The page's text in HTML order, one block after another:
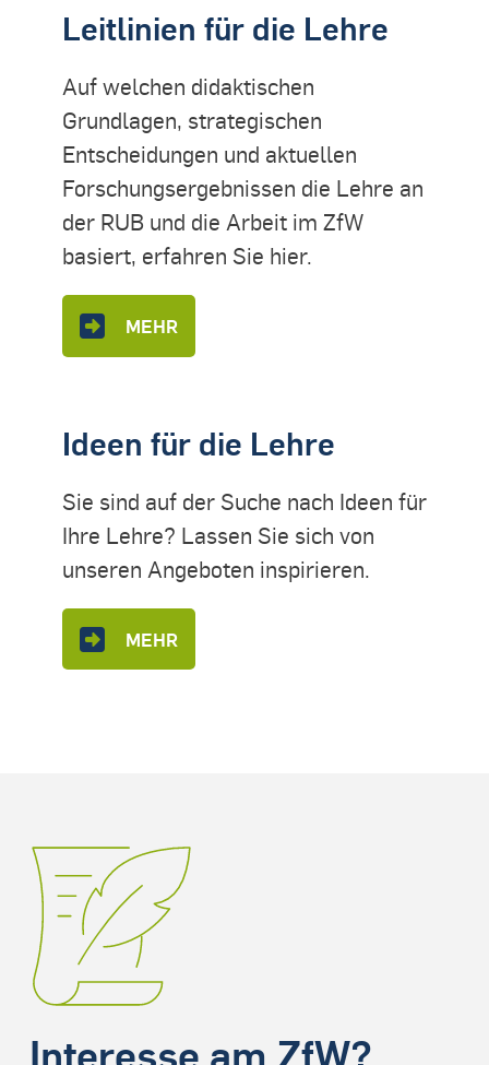
Leitlinien für die Lehre
Auf welchen didaktischen
Grundlagen, strategischen
Entscheidungen und aktuellen
Forschungsergebnissen die Lehre an
der RUB und die Arbeit im ZfW
basiert, erfahren Sie hier.
MEHR
Ideen für die Lehre
Sie sind auf der Suche nach Ideen für
Ihre Lehre? Lassen Sie sich von
unseren Angeboten inspirieren.
MEHR
Interesse am ZfW?